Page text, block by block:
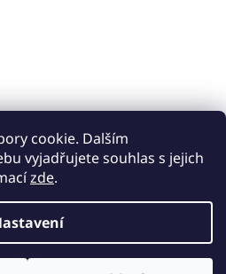
cookie. Dalším
vyjadřujete souhlas s jejich
zde.